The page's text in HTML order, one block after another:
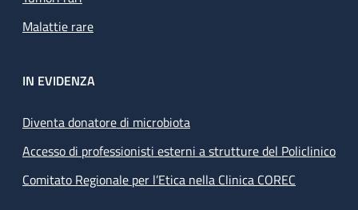
Malattie rare
IN EVIDENZA
Diventa donatore di microbiota
Accesso di professionisti esterni a strutture del Policlinico
Comitato Regionale per l’Etica nella Clinica COREC